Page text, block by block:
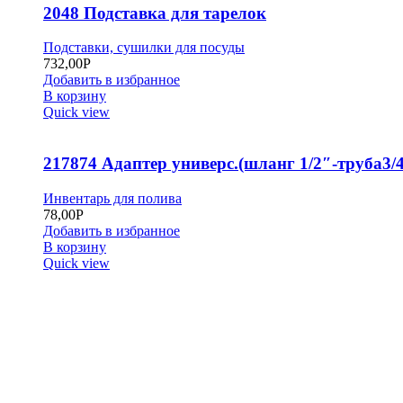
2048 Подставка для тарелок
Подставки, сушилки для посуды
732,00Р
Добавить в избранное
В корзину
Quick view
217874 Адаптер универс.(шланг 1/2″-труба3/
Инвентарь для полива
78,00Р
Добавить в избранное
В корзину
Quick view